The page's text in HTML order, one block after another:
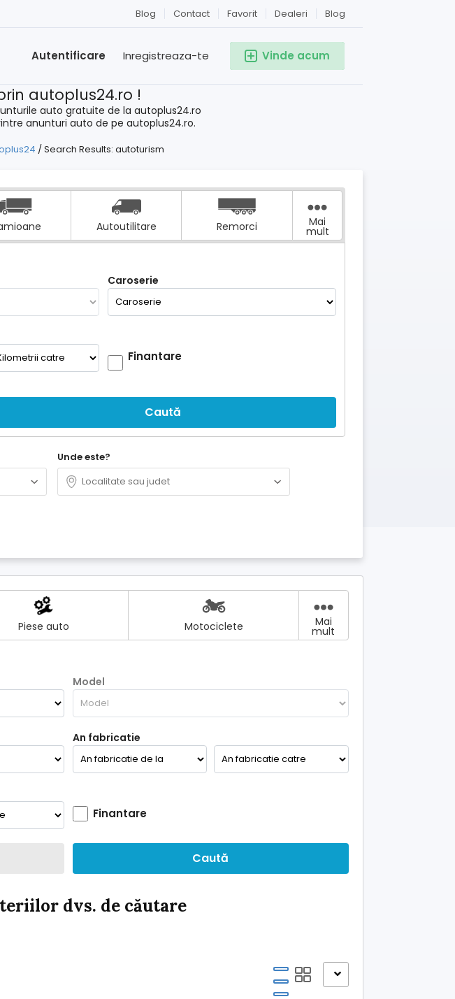
Blog
Dealeri
Favorit
Contact
Blog
Vinde acum
Inregistreaza-te
Autentificare
autoplus24.ro !
auto gratuite de la autoplus24.ro
anunturi auto de pe autoplus24.ro.
/Search Results: autoturism
Autoutilitare Remorci Mai
mult
Caroserie
Finantare
Caută
Unde este?
Piese auto Motociclete Mai
mult
Model
An fabricatie
Finantare
Caută
dvs. de căutare